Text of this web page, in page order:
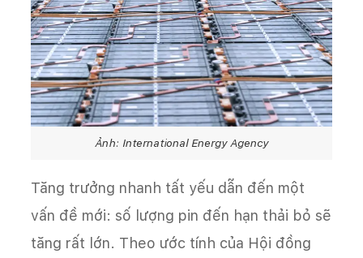
Ảnh: International Energy Agency
Tăng trưởng nhanh tất yếu dẫn đến một
vấn đề mới: số lượng pin đến hạn thải bỏ sẽ
tăng rất lớn. Theo ước tính của Hội đồng